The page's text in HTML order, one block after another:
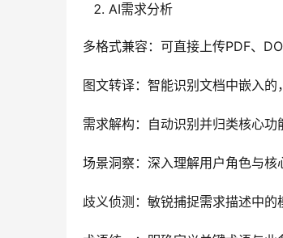
AI需求分析
多格式兼容：可直接上传PDF、
图文转译：智能识别文档中嵌入的
需求解构：自动识别并归类核心功
场景洞察：深入理解用户角色与核
歧义侦测：敏锐捕捉需求描述中的